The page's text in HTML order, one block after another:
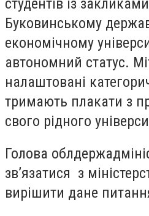
Буковинському
економічному
автономний статус.
налаштовані
тримають плакати з
свого рідного
Голова
зв’язатися з
вирішити дане